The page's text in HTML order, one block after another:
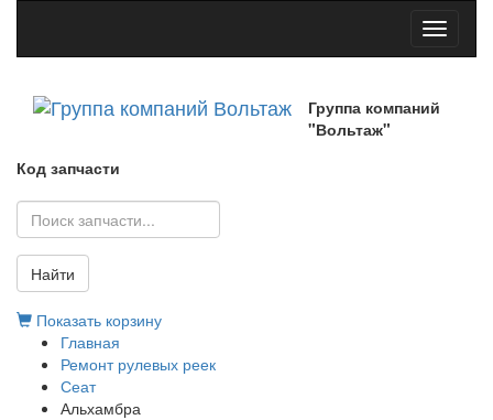
Toggle
Группа компаний
"Вольтаж"
Код запчасти
Найти
Показать корзину
Главная
Ремонт рулевых реек
Сеат
Альхамбра